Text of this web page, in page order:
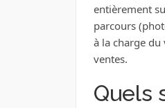
entièrement
parcours
à la charge du
ventes.
Quels